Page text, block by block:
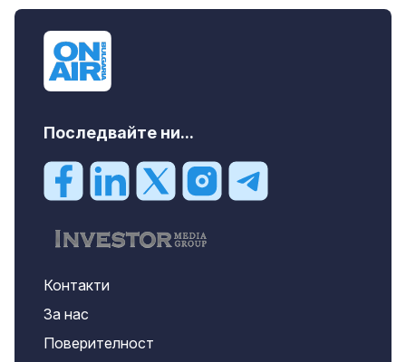
Последвайте ни...
Контакти
За нас
Поверителност